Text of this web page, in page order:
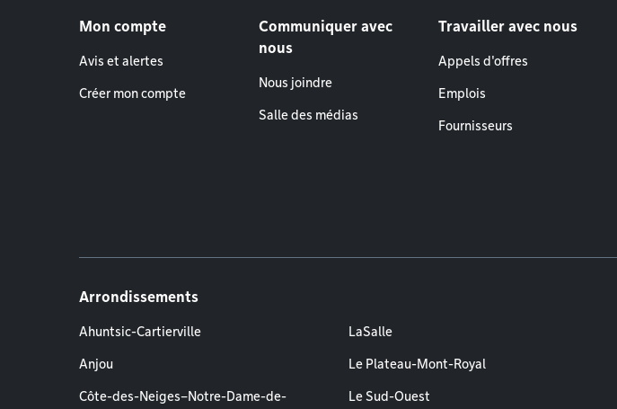
Mon compte
Avis et alertes
Créer mon compte
Communiquer avec
nous
Nous joindre
Salle des médias
Travailler avec nous
Appels d'offres
Emplois
Fournisseurs
Arrondissements
Ahuntsic-Cartierville
Anjou
Côte-des-Neiges–Notre-Dame-de-
LaSalle
Le Plateau-Mont-Royal
Le Sud-Ouest